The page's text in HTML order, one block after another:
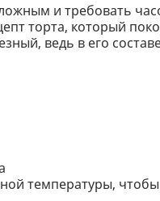
и требовать
торта, который
ведь в его
температуры,